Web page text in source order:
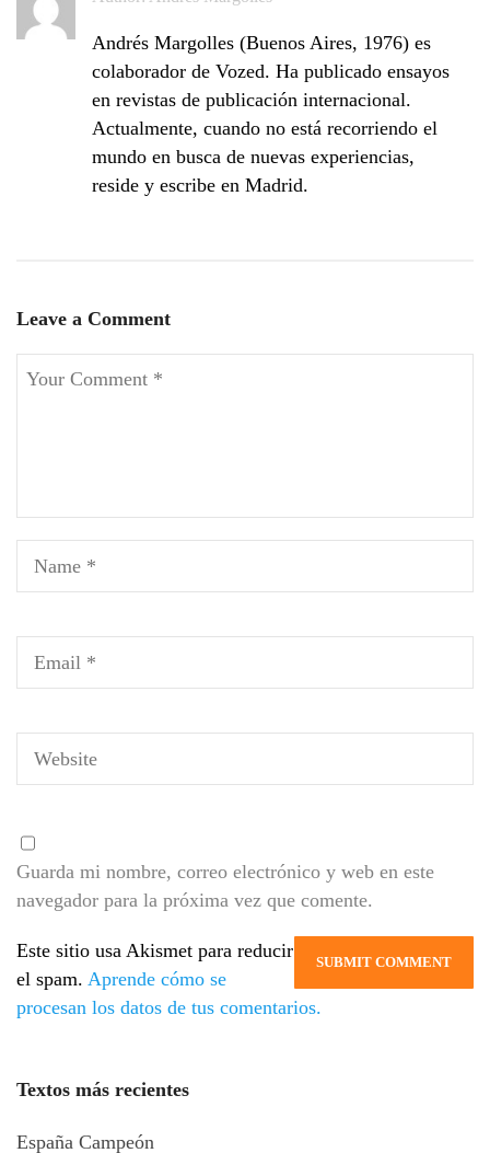
Andrés Margolles (Buenos Aires, 1976) es
colaborador de Vozed. Ha publicado ensayos
en revistas de publicación internacional.
Actualmente, cuando no está recorriendo el
mundo en busca de nuevas experiencias,
reside y escribe en Madrid.
Leave a Comment
Guarda mi nombre, correo electrónico y web en este
navegador para la próxima vez que comente.
Este sitio usa Akismet para reducir
el spam. Aprende cómo se
procesan los datos de tus comentarios.
Textos más recientes
España Campeón